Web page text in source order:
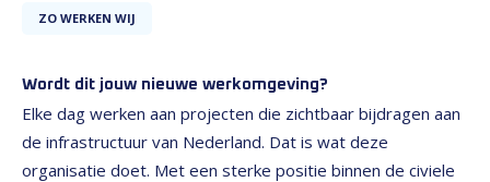
ZO WERKEN WIJ
Wordt dit jouw nieuwe werkomgeving?
Elke dag werken aan projecten die zichtbaar bijdragen aan
de infrastructuur van Nederland. Dat is wat deze
organisatie doet. Met een sterke positie binnen de civiele